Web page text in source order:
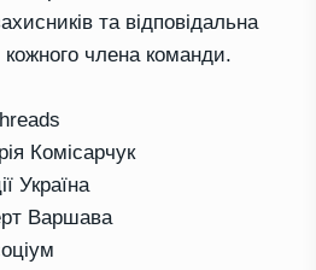
та відповідальна
кожного члена команди.
Комісарчук
Україна
Варшава